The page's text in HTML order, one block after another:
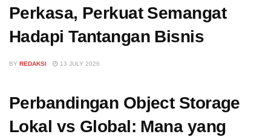
Perkasa, Perkuat Semangat
Hadapi Tantangan Bisnis
BY REDAKSI 13 JULY 2026
Perbandingan Object Storage
Lokal vs Global: Mana yang